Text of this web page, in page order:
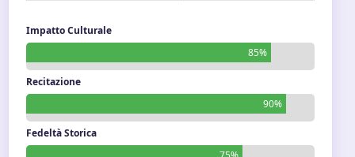
Impatto Culturale
85%
Recitazione
90%
Fedeltà Storica